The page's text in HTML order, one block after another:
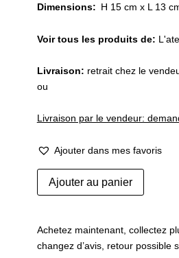
Dimensions: H 15 cm x L 13
Voir tous les produits de:
Livraison: retrait chez le
ou
Livraison par le vendeur:
Ajouter dans mes favoris
quantité
de
Ajouter au panier
Achetez maintenant, collectez
changez d’avis, retour possible